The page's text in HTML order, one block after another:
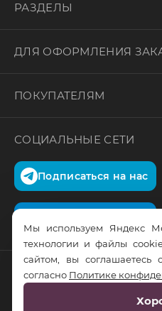
РАЗДЕЛЫ
ДЛЯ ОФОРМЛЕНИЯ
ПОКУПАТЕЛЯМ
СОЦИАЛЬНЫЕ СЕТИ
Подписаться на нас
© RusTrus. 2011-2026. Все
RS Digital
Мы используем Яндекс
технологии и файлы
сайтом, вы соглашаетесь
согласно Политике